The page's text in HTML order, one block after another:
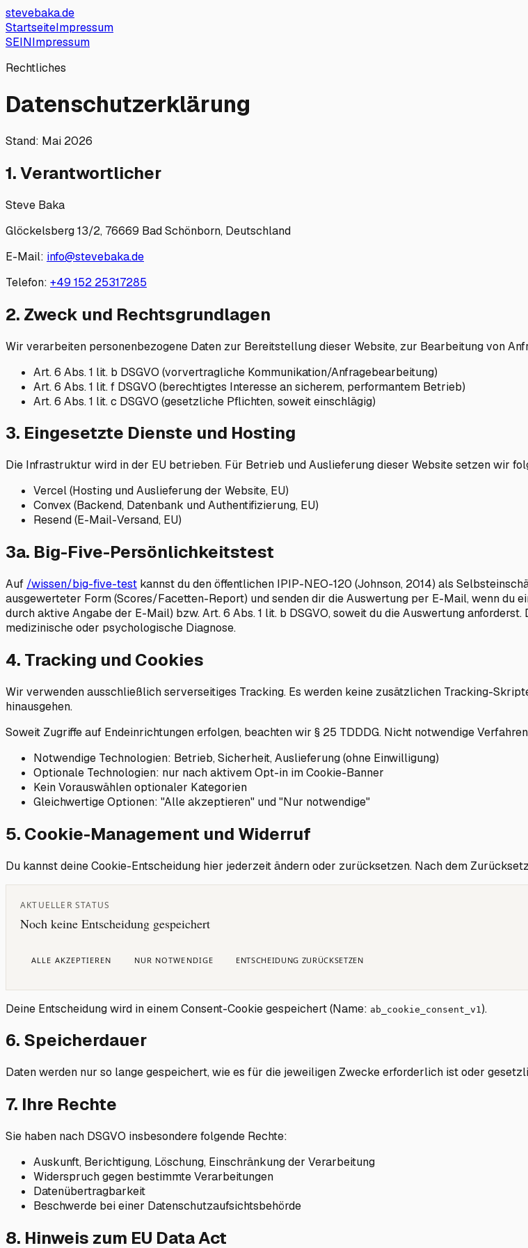
stevebaka.de
StartseiteImpressum
SEINImpressum
Rechtliches
Datenschutzerklärung
Stand: Mai 2026
1. Verantwortlicher
Steve Baka
Glöckelsberg 13/2, 76669 Bad Schönborn, Deutschland
E-Mail: info@stevebaka.de
Telefon: +49 152 25317285
2. Zweck und Rechtsgrundlagen
Wir verarbeiten personenbezogene Daten zur Bereitstellung dieser Website, zur Bearbeitung von
Art. 6 Abs. 1 lit. b DSGVO (vorvertragliche Kommunikation/Anfragebearbeitung)
Art. 6 Abs. 1 lit. f DSGVO (berechtigtes Interesse an sicherem, performantem Betrieb)
Art. 6 Abs. 1 lit. c DSGVO (gesetzliche Pflichten, soweit einschlägig)
3. Eingesetzte Dienste und Hosting
Die Infrastruktur wird in der EU betrieben. Für Betrieb und Auslieferung dieser Website setzen wir
Vercel (Hosting und Auslieferung der Website, EU)
Convex (Backend, Datenbank und Authentifizierung, EU)
Resend (E-Mail-Versand, EU)
3a. Big-Five-Persönlichkeitstest
Auf /wissen/big-five-test kannst du den öffentlichen IPIP-NEO-120 (Johnson, 2014) als
ausgewerteter Form (Scores/Facetten-Report) und senden dir die Auswertung per E-Mail, wenn du
durch aktive Angabe der E-Mail) bzw. Art. 6 Abs. 1 lit. b DSGVO, soweit du die Auswertung anforderst.
medizinische oder psychologische Diagnose.
4. Tracking und Cookies
Wir verwenden ausschließlich serverseitiges Tracking. Es werden keine zusätzlichen Tracking-
hinausgehen.
Soweit Zugriffe auf Endeinrichtungen erfolgen, beachten wir § 25 TDDDG. Nicht notwendige
Notwendige Technologien: Betrieb, Sicherheit, Auslieferung (ohne Einwilligung)
Optionale Technologien: nur nach aktivem Opt-in im Cookie-Banner
Kein Vorauswählen optionaler Kategorien
Gleichwertige Optionen: "Alle akzeptieren" und "Nur notwendige"
5. Cookie-Management und Widerruf
Du kannst deine Cookie-Entscheidung hier jederzeit ändern oder zurücksetzen. Nach dem
AKTUELLER STATUS
Noch keine Entscheidung gespeichert
ALLE AKZEPTIEREN NUR NOTWENDIGE ENTSCHEIDUNG ZURÜCKSETZEN
Deine Entscheidung wird in einem Consent-Cookie gespeichert (Name: ab_cookie_consent_v1 ).
6. Speicherdauer
Daten werden nur so lange gespeichert, wie es für die jeweiligen Zwecke erforderlich ist oder
7. Ihre Rechte
Sie haben nach DSGVO insbesondere folgende Rechte:
Auskunft, Berichtigung, Löschung, Einschränkung der Verarbeitung
Widerspruch gegen bestimmte Verarbeitungen
Datenübertragbarkeit
Beschwerde bei einer Datenschutzaufsichtsbehörde
8. Hinweis zum EU Data Act